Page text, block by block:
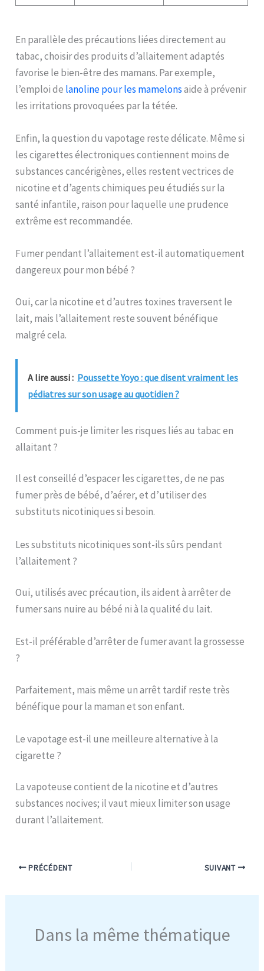
En parallèle des précautions liées directement au
tabac, choisir des produits d’allaitement adaptés
favorise le bien-être des mamans. Par exemple,
l’emploi de lanoline pour les mamelonsaide à prévenir
les irritations provoquées par la tétée.
Enfin, la question du vapotage reste délicate. Même si
les cigarettes électroniques contiennent moins de
substances cancérigènes, elles restent vectrices de
nicotine et d’agents chimiques peu étudiés sur la
santé infantile, raison pour laquelle une prudence
extrême est recommandée.
Fumer pendant l’allaitement est-il automatiquement
dangereux pour mon bébé ?
Oui, car la nicotine et d’autres toxines traversent le
lait, mais l’allaitement reste souvent bénéfique
malgré cela.
A lire aussi : Poussette Yoyo : que disent vraiment les
pédiatres sur son usage au quotidien ?
Comment puis-je limiter les risques liés au tabac en
allaitant ?
Il est conseillé d’espacer les cigarettes, de ne pas
fumer près de bébé, d’aérer, et d’utiliser des
substituts nicotiniques si besoin.
Les substituts nicotiniques sont-ils sûrs pendant
l’allaitement ?
Oui, utilisés avec précaution, ils aident à arrêter de
fumer sans nuire au bébé ni à la qualité du lait.
Est-il préférable d’arrêter de fumer avant la grossesse
?
Parfaitement, mais même un arrêt tardif reste très
bénéfique pour la maman et son enfant.
Le vapotage est-il une meilleure alternative à la
cigarette ?
La vapoteuse contient de la nicotine et d’autres
substances nocives; il vaut mieux limiter son usage
durant l’allaitement.
PRÉCÉDENT SUIVANT
Dans la même thématique